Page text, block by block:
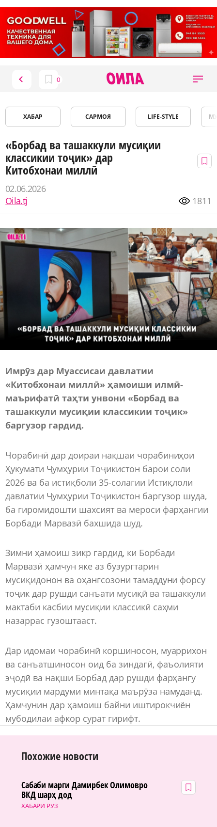
ХАБАР САРМОЯ LIFE-STYLE
«Борбад ва ташаккули мусиқии
классикии тоҷик» дар
Китобхонаи миллӣ
02.06.2026
Oila.tj
1811
Имрӯз дар Муассисаи давлатии
«Китобхонаи миллӣ» ҳамоиши илмӣ-
маърифатӣ таҳти унвони «Борбад ва
ташаккули мусиқии классикии тоҷик»
баргузор гардид.
Чорабинӣ дар доираи нақшаи чорабиниҳои
Ҳукумати Ҷумҳурии Тоҷикистон барои соли
2026 ва ба истиқболи 35-солагии Истиқлоли
давлатии Ҷумҳурии Тоҷикистон баргузор шуда,
ба гиромидошти шахсият ва мероси фарҳангии
Борбади Марвазӣ бахшида шуд.
Зимни ҳамоиш зикр гардид, ки Борбади
Марвазӣ ҳамчун яке аз бузургтарин
мусиқидонон ва оҳангсозони тамаддуни форсу
тоҷик дар рушди санъати мусиқӣ ва ташаккули
мактаби касбии мусиқии классикӣ саҳми
назаррас гузоштааст.
Дар идомаи чорабинӣ коршиносон, муаррихон
ва санъатшиносон оид ба зиндагӣ, фаъолияти
эҷодӣ ва нақши Борбад дар рушди фарҳангу
мусиқии мардуми минтақа маърӯза намуданд.
Ҳамчунин дар ҳамоиш байни иштирокчиён
мубодилаи афкор сурат гирифт.
Похожие новости
ХАБАРИ РӮЗ
Сабаби марги Дамирбек Олимовро
ВКД шарҳ дод